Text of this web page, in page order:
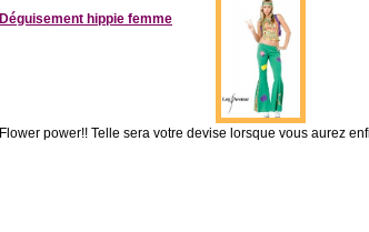
Déguisement hippie femme
Flower power!! Telle sera votre devise lorsque vous aurez